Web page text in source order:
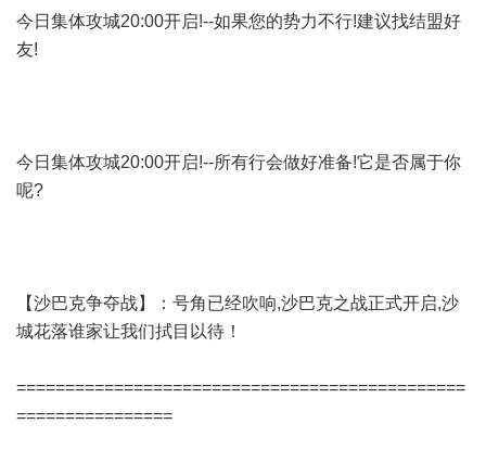
今日集体攻城20:00开启!--如果您的势力不行!建议找结盟好
友!
今日集体攻城20:00开启!--所有行会做好准备!它是否属于你
呢?
【沙巴克争夺战】：号角已经吹响,沙巴克之战正式开启,沙
城花落谁家让我们拭目以待！
==============================================
================